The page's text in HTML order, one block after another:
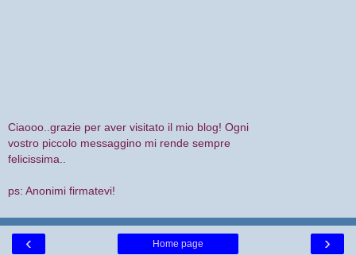
Ciaooo..grazie per aver visitato il mio blog! Ogni
vostro piccolo messaggino mi rende sempre
felicissima..
ps: Anonimi firmatevi!
‹ ›
Home page